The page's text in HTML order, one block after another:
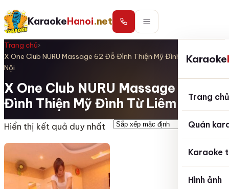
KaraokeHanoi.net
Karaoke
Trang chủ
Quán
Karaoke
Hình ảnh
Trang chủ›
X One Club NURU Massage 62 Đỗ Đình Thiện Mỹ Đình Từ Liêm Hà
Nội
X One Club NURU Massage 62 Đỗ
Đình Thiện Mỹ Đình Từ Liêm Hà Nội
Hiển thị kết quả duy nhất